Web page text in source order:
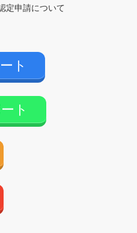
定申請について
ト
ト